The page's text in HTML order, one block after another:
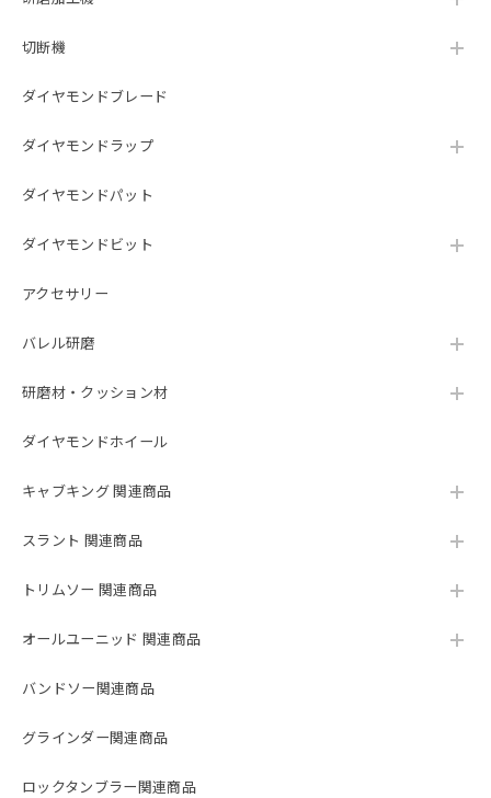
切断機
ダイヤモンドブレード
ダイヤモンドラップ
ダイヤモンドパット
ダイヤモンドビット
アクセサリー
バレル研磨
研磨材・クッション材
ダイヤモンドホイール
キャブキング 関連商品
スラント 関連商品
トリムソー 関連商品
オールユーニッド 関連商品
バンドソー関連商品
グラインダー関連商品
ロックタンブラー関連商品